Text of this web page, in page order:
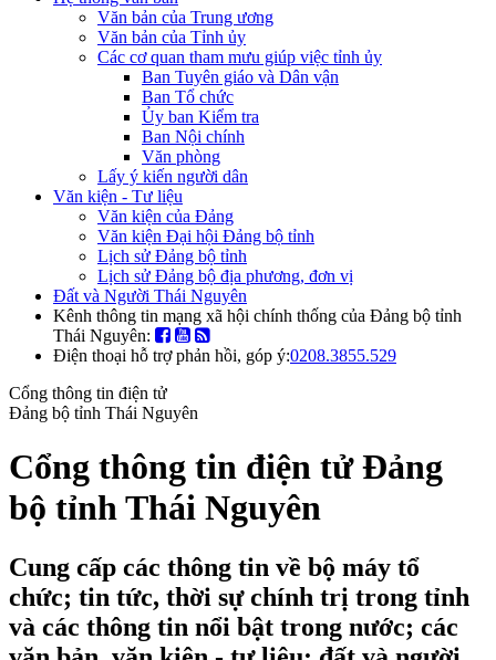
Văn bản của Trung ương
Văn bản của Tỉnh ủy
Các cơ quan tham mưu giúp việc tỉnh ủy
Ban Tuyên giáo và Dân vận
Ban Tổ chức
Ủy ban Kiểm tra
Ban Nội chính
Văn phòng
Lấy ý kiến người dân
Văn kiện - Tư liệu
Văn kiện của Đảng
Văn kiện Đại hội Đảng bộ tỉnh
Lịch sử Đảng bộ tỉnh
Lịch sử Đảng bộ địa phương, đơn vị
Đất và Người Thái Nguyên
Kênh thông tin mạng xã hội chính thống của Đảng bộ tỉnh
Thái Nguyên:
Điện thoại hỗ trợ phản hồi, góp ý:0208.3855.529
Cổng thông tin điện tử
Đảng bộ tỉnh Thái Nguyên
Cổng thông tin điện tử Đảng
bộ tỉnh Thái Nguyên
Cung cấp các thông tin về bộ máy tổ
chức; tin tức, thời sự chính trị trong tỉnh
và các thông tin nổi bật trong nước; các